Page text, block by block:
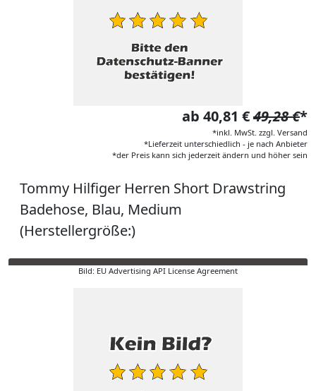
ab 40,81 €49,28 €*
*inkl. MwSt. zzgl. Versand
*Lieferzeit unterschiedlich - je nach Anbieter
*der Preis kann sich jederzeit ändern und höher sein
Tommy Hilfiger Herren Short Drawstring
Badehose, Blau, Medium
(Herstellergröße:)
Bild: EU Advertising API License Agreement